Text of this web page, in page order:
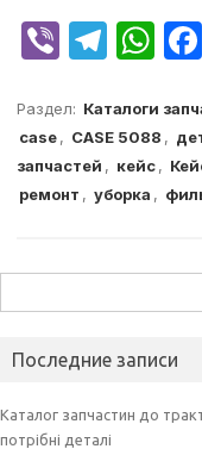
V
er
T
e
g
ra
W
at
s
A
p
Раздел: Каталоги
case, CASE 5088 ,
запчастей , кейс,
ремонт , уборка ,
Последние записи
Каталог запчастин до
потрібні деталі